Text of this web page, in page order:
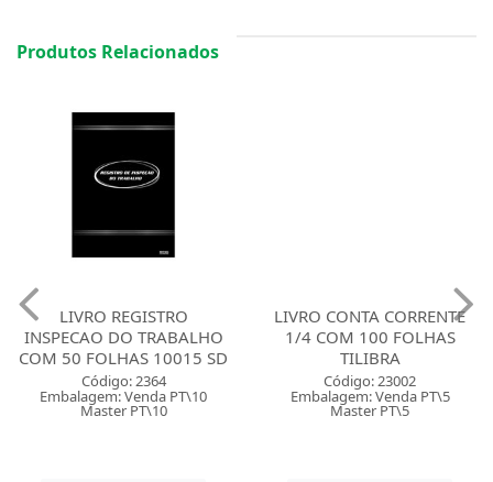
Produtos Relacionados
LIVRO REGISTRO
INSPECAO DO TRABALHO
COM 50 FOLHAS 10015 SD
Código: 2364
Embalagem: Venda PT\10
Master PT\10
LIVRO CONTA CORRENTE
1/4 COM 100 FOLHAS
TILIBRA
Código: 23002
Embalagem: Venda PT\5
Master PT\5